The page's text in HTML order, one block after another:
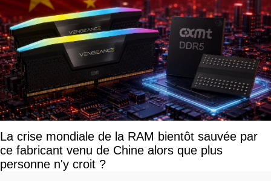
La crise mondiale de la RAM bientôt sauvée par
ce fabricant venu de Chine alors que plus
personne n'y croit ?